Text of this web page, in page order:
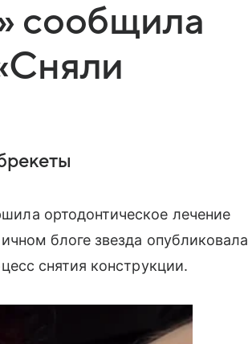
сообщила
ортодонтическое лечение
блоге звезда опубликовала
снятия конструкции.